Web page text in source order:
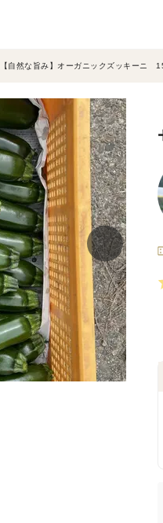
【自然な旨み】オーガニックズッキーニ